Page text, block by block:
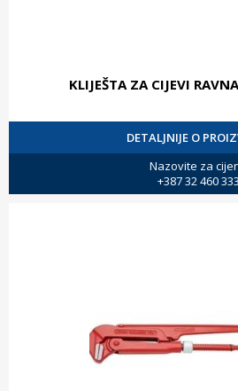
KLIJEŠTA ZA CIJEVI
DETALJNIJE O
Nazovite za
+387 32 460 333